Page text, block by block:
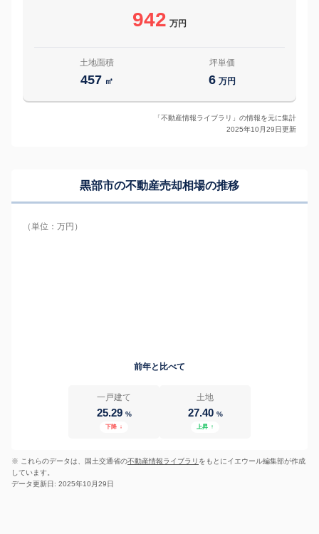
942 万円
土地面積
457 ㎡
坪単価
6 万円
「不動産情報ライブラリ」の情報を元に集計
2025年10月29日更新
黒部市の不動産売却相場の推移
（単位：万円）
前年と比べて
一戸建て
25.29 %
下降 ↓
土地
27.40 %
上昇 ↑
※ これらのデータは、国土交通省の不動産情報ライブラリ をもとにイエウール編集部が作成
しています。
データ更新日: 2025年10月29日